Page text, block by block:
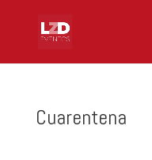
Cuarentena